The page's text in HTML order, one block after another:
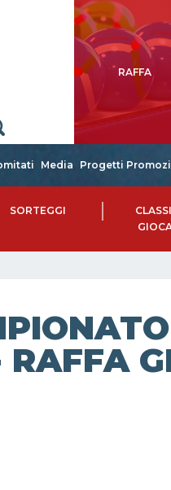
RAFFA
Media Progetti
SORTEGGI
RAFFA